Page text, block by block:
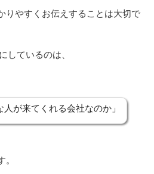
りやすくお伝えすることは大切で
にしているのは、
人が来てくれる会社なのか」